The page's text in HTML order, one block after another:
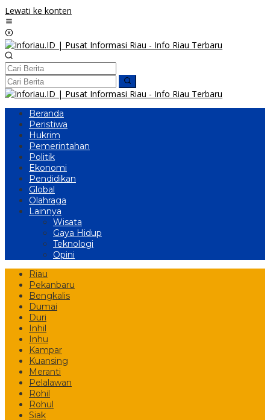
Lewati ke konten
Beranda
Peristiwa
Hukrim
Pemerintahan
Politik
Ekonomi
Pendidikan
Global
Olahraga
Lainnya
Wisata
Gaya Hidup
Teknologi
Opini
Riau
Pekanbaru
Bengkalis
Dumai
Duri
Inhil
Inhu
Kampar
Kuansing
Meranti
Pelalawan
Rohil
Rohul
Siak